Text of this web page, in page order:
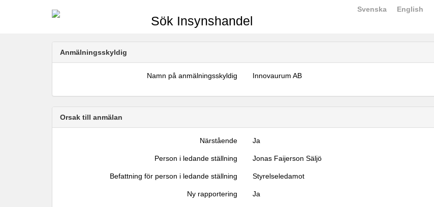
Sök Insynshandel
Svenska English
Anmälningsskyldig
Namn på anmälningsskyldig Innovaurum AB
Orsak till anmälan
Närstående Ja
Person i ledande ställning Jonas Faijerson Säljö
Befattning för person i ledande ställning Styrelseledamot
Ny rapportering Ja